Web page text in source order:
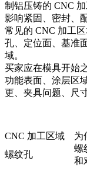
制铝压铸的 CNC
影响紧固、密封、
常见的 CNC 加工
孔、定位面、基准
域。
买家应在模具开始
功能表面、涂层区
更、夹具问题、尺
CNC 加工区域 为
螺纹孔
螺
和